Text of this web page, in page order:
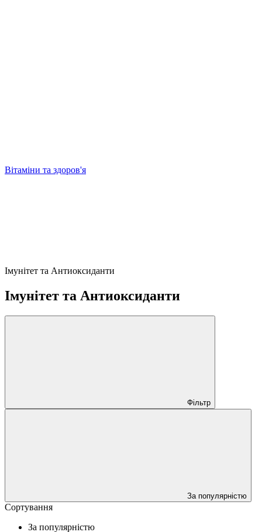
Вітаміни та здоров'я
Імунітет та Антиоксиданти
Імунітет та Антиоксиданти
Фільтр
За популярністю
Сортування
За популярністю